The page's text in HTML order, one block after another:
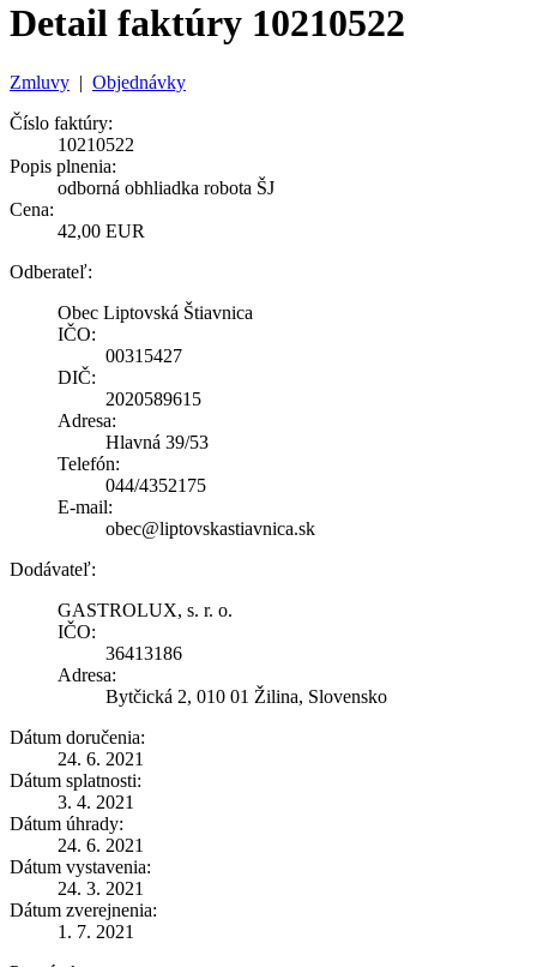
Detail faktúry 10210522
Zmluvy | Objednávky
Číslo faktúry:
10210522
Popis plnenia:
odborná obhliadka robota ŠJ
Cena:
42,00 EUR
Odberateľ:
Obec Liptovská Štiavnica
IČO:
00315427
DIČ:
2020589615
Adresa:
Hlavná 39/53
Telefón:
044/4352175
E-mail:
obec@liptovskastiavnica.sk
Dodávateľ:
GASTROLUX, s. r. o.
IČO:
36413186
Adresa:
Bytčická 2, 010 01 Žilina, Slovensko
Dátum doručenia:
24. 6. 2021
Dátum splatnosti:
3. 4. 2021
Dátum úhrady:
24. 6. 2021
Dátum vystavenia:
24. 3. 2021
Dátum zverejnenia:
1. 7. 2021